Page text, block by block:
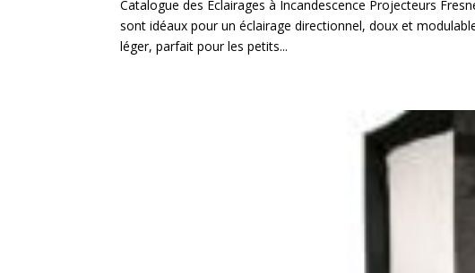
Catalogue des Éclairages à Incandescence Projecteurs
sont idéaux pour un éclairage directionnel, doux et
léger, parfait pour les petits...